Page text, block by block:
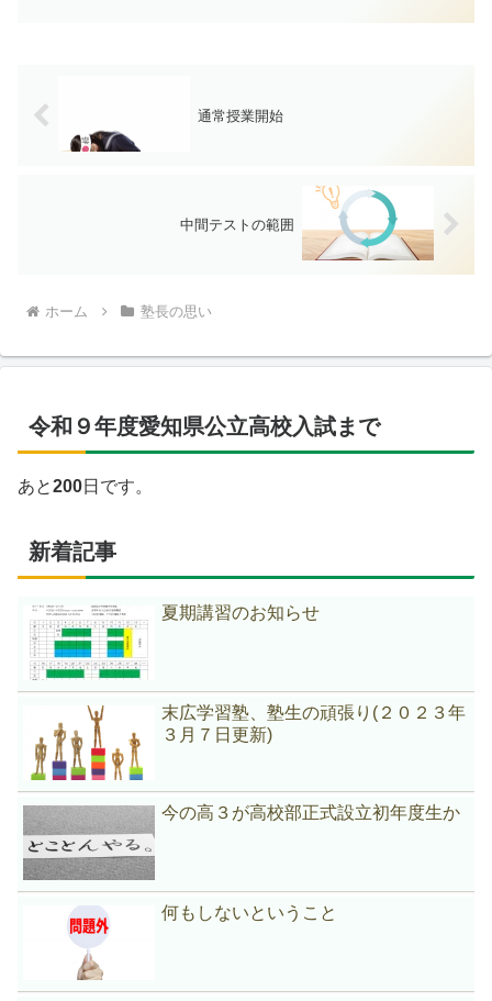
通常授業開始
中間テストの範囲
ホーム 塾長の思い
令和９年度愛知県公立高校入試まで
あと200日です。
新着記事
夏期講習のお知らせ
末広学習塾、塾生の頑張り(２０２３年
３月７日更新)
今の高３が高校部正式設立初年度生か
何もしないということ